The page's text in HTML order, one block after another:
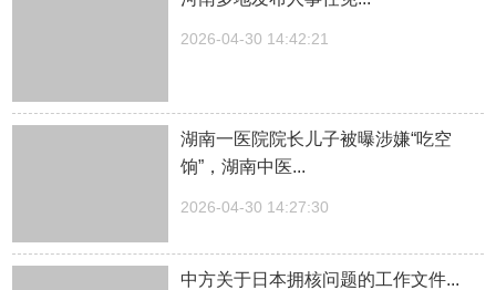
2026-04-30 14:42:21
湖南一医院院长儿子被曝涉嫌“吃空
饷”，湖南中医...
2026-04-30 14:27:30
中方关于日本拥核问题的工作文件...